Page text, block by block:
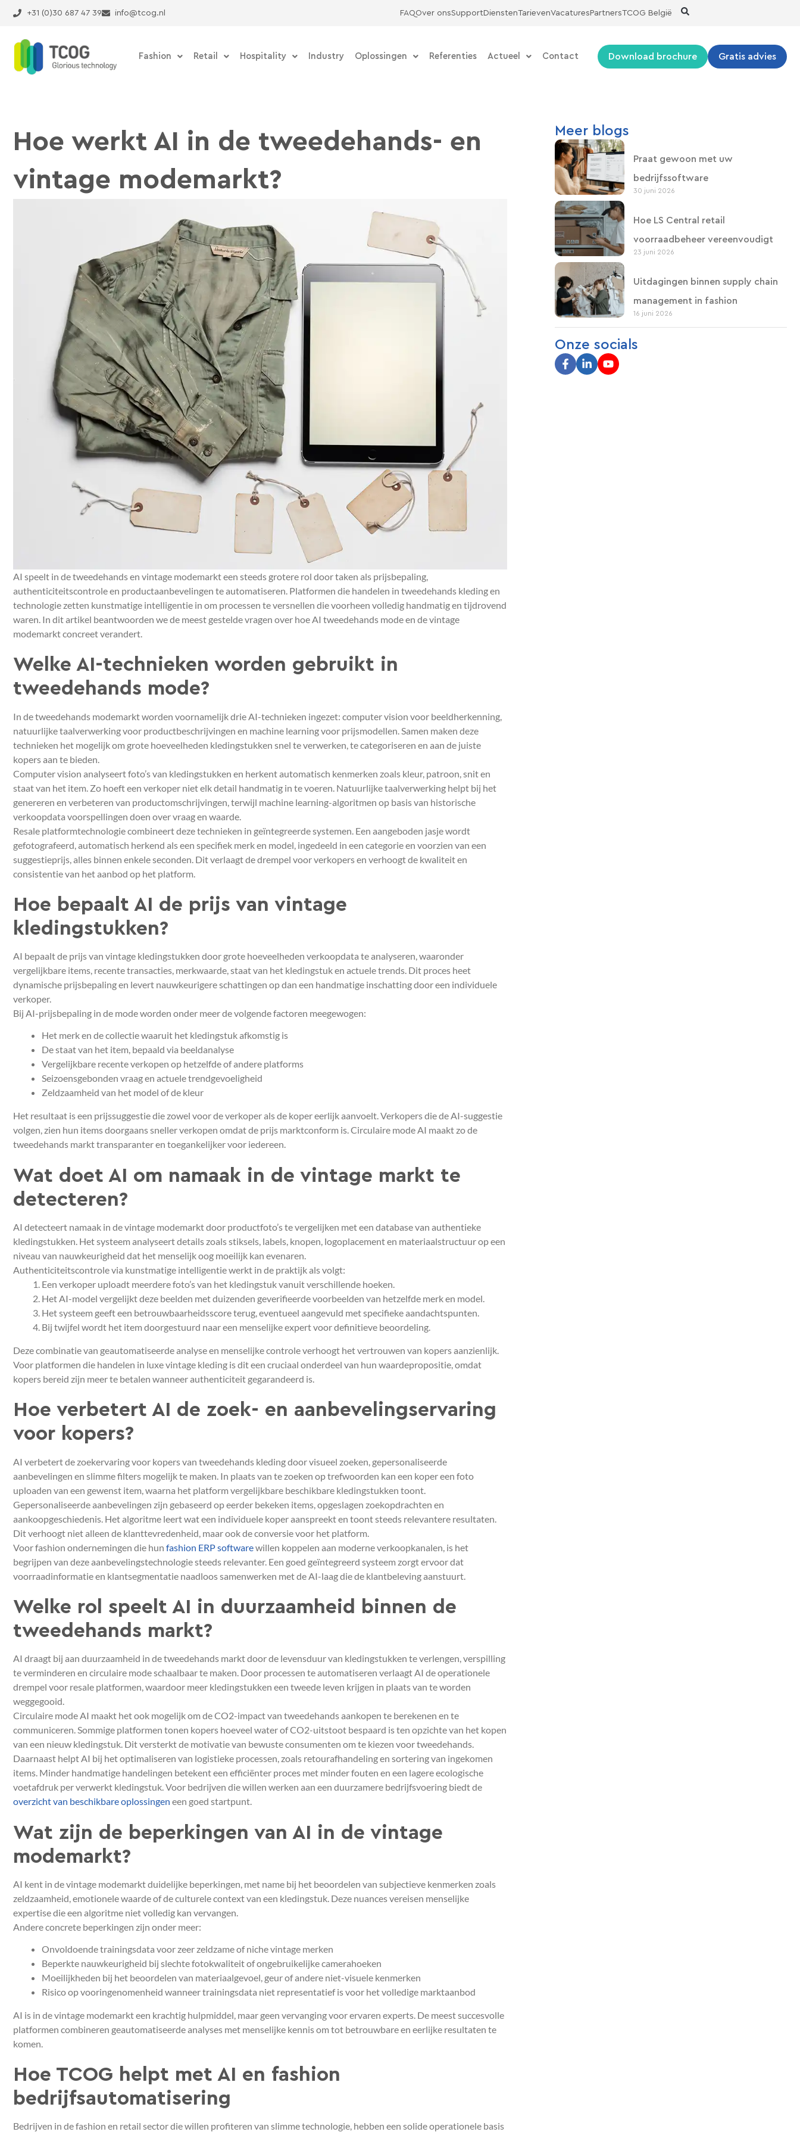
naar
inhoud
+31 (0)30 687 47 39 info@tcog.nl FAQOver onsSupportDienstenTarievenVacatures PartnersTCOG België
Fashion Retail Hospitality Industry Oplossingen Referenties Actueel Contact Download brochure Gratis advies
Hoe werkt AI in de tweedehands- en
vintage modemarkt?
AI speelt in de tweedehands en vintage modemarkt een steeds grotere rol door taken als prijsbepaling,
authenticiteitscontrole en productaanbevelingen te automatiseren. Platformen die handelen in tweedehands kleding en
technologie zetten kunstmatige intelligentie in om processen te versnellen die voorheen volledig handmatig en tijdrovend
waren. In dit artikel beantwoorden we de meest gestelde vragen over hoe AI tweedehands mode en de vintage
modemarkt concreet verandert.
Welke AI-technieken worden gebruikt in
tweedehands mode?
In de tweedehands modemarkt worden voornamelijk drie AI-technieken ingezet: computer vision voor beeldherkenning,
natuurlijke taalverwerking voor productbeschrijvingen en machine learning voor prijsmodellen. Samen maken deze
technieken het mogelijk om grote hoeveelheden kledingstukken snel te verwerken, te categoriseren en aan de juiste
kopers aan te bieden.
Computer vision analyseert foto’s van kledingstukken en herkent automatisch kenmerken zoals kleur, patroon, snit en
staat van het item. Zo hoeft een verkoper niet elk detail handmatig in te voeren. Natuurlijke taalverwerking helpt bij het
genereren en verbeteren van productomschrijvingen, terwijl machine learning-algoritmen op basis van historische
verkoopdata voorspellingen doen over vraag en waarde.
Resale platformtechnologie combineert deze technieken in geïntegreerde systemen. Een aangeboden jasje wordt
gefotografeerd, automatisch herkend als een specifiek merk en model, ingedeeld in een categorie en voorzien van een
suggestieprijs, alles binnen enkele seconden. Dit verlaagt de drempel voor verkopers en verhoogt de kwaliteit en
consistentie van het aanbod op het platform.
Hoe bepaalt AI de prijs van vintage
kledingstukken?
AI bepaalt de prijs van vintage kledingstukken door grote hoeveelheden verkoopdata te analyseren, waaronder
vergelijkbare items, recente transacties, merkwaarde, staat van het kledingstuk en actuele trends. Dit proces heet
dynamische prijsbepaling en levert nauwkeurigere schattingen op dan een handmatige inschatting door een individuele
verkoper.
Bij AI-prijsbepaling in de mode worden onder meer de volgende factoren meegewogen:
Het merk en de collectie waaruit het kledingstuk afkomstig is
De staat van het item, bepaald via beeldanalyse
Vergelijkbare recente verkopen op hetzelfde of andere platforms
Seizoensgebonden vraag en actuele trendgevoeligheid
Zeldzaamheid van het model of de kleur
Het resultaat is een prijssuggestie die zowel voor de verkoper als de koper eerlijk aanvoelt. Verkopers die de AI-suggestie
volgen, zien hun items doorgaans sneller verkopen omdat de prijs marktconform is. Circulaire mode AI maakt zo de
tweedehands markt transparanter en toegankelijker voor iedereen.
Wat doet AI om namaak in de vintage markt te
detecteren?
AI detecteert namaak in de vintage modemarkt door productfoto’s te vergelijken met een database van authentieke
kledingstukken. Het systeem analyseert details zoals stiksels, labels, knopen, logoplacement en materiaalstructuur op een
niveau van nauwkeurigheid dat het menselijk oog moeilijk kan evenaren.
Authenticiteitscontrole via kunstmatige intelligentie werkt in de praktijk als volgt:
Een verkoper uploadt meerdere foto’s van het kledingstuk vanuit verschillende hoeken.
Het AI-model vergelijkt deze beelden met duizenden geverifieerde voorbeelden van hetzelfde merk en model.
Het systeem geeft een betrouwbaarheidsscore terug, eventueel aangevuld met specifieke aandachtspunten.
Bij twijfel wordt het item doorgestuurd naar een menselijke expert voor definitieve beoordeling.
Deze combinatie van geautomatiseerde analyse en menselijke controle verhoogt het vertrouwen van kopers aanzienlijk.
Voor platformen die handelen in luxe vintage kleding is dit een cruciaal onderdeel van hun waardepropositie, omdat
kopers bereid zijn meer te betalen wanneer authenticiteit gegarandeerd is.
Hoe verbetert AI de zoek- en aanbevelingservaring
voor kopers?
AI verbetert de zoekervaring voor kopers van tweedehands kleding door visueel zoeken, gepersonaliseerde
aanbevelingen en slimme filters mogelijk te maken. In plaats van te zoeken op trefwoorden kan een koper een foto
uploaden van een gewenst item, waarna het platform vergelijkbare beschikbare kledingstukken toont.
Gepersonaliseerde aanbevelingen zijn gebaseerd op eerder bekeken items, opgeslagen zoekopdrachten en
aankoopgeschiedenis. Het algoritme leert wat een individuele koper aanspreekt en toont steeds relevantere resultaten.
Dit verhoogt niet alleen de klanttevredenheid, maar ook de conversie voor het platform.
Voor fashion ondernemingen die hun fashion ERP softwarewillen koppelen aan moderne verkoopkanalen, is het
begrijpen van deze aanbevelingstechnologie steeds relevanter. Een goed geïntegreerd systeem zorgt ervoor dat
voorraadinformatie en klantsegmentatie naadloos samenwerken met de AI-laag die de klantbeleving aanstuurt.
Welke rol speelt AI in duurzaamheid binnen de
tweedehands markt?
AI draagt bij aan duurzaamheid in de tweedehands markt door de levensduur van kledingstukken te verlengen, verspilling
te verminderen en circulaire mode schaalbaar te maken. Door processen te automatiseren verlaagt AI de operationele
drempel voor resale platformen, waardoor meer kledingstukken een tweede leven krijgen in plaats van te worden
weggegooid.
Circulaire mode AI maakt het ook mogelijk om de CO2-impact van tweedehands aankopen te berekenen en te
communiceren. Sommige platformen tonen kopers hoeveel water of CO2-uitstoot bespaard is ten opzichte van het kopen
van een nieuw kledingstuk. Dit versterkt de motivatie van bewuste consumenten om te kiezen voor tweedehands.
Daarnaast helpt AI bij het optimaliseren van logistieke processen, zoals retourafhandeling en sortering van ingekomen
items. Minder handmatige handelingen betekent een efficiënter proces met minder fouten en een lagere ecologische
voetafdruk per verwerkt kledingstuk. Voor bedrijven die willen werken aan een duurzamere bedrijfsvoering biedt de
overzicht van beschikbare oplossingen een goed startpunt.
Wat zijn de beperkingen van AI in de vintage
modemarkt?
AI kent in de vintage modemarkt duidelijke beperkingen, met name bij het beoordelen van subjectieve kenmerken zoals
zeldzaamheid, emotionele waarde of de culturele context van een kledingstuk. Deze nuances vereisen menselijke
expertise die een algoritme niet volledig kan vervangen.
Andere concrete beperkingen zijn onder meer:
Onvoldoende trainingsdata voor zeer zeldzame of niche vintage merken
Beperkte nauwkeurigheid bij slechte fotokwaliteit of ongebruikelijke camerahoeken
Moeilijkheden bij het beoordelen van materiaalgevoel, geur of andere niet-visuele kenmerken
Risico op vooringenomenheid wanneer trainingsdata niet representatief is voor het volledige marktaanbod
AI is in de vintage modemarkt een krachtig hulpmiddel, maar geen vervanging voor ervaren experts. De meest succesvolle
platformen combineren geautomatiseerde analyses met menselijke kennis om tot betrouwbare en eerlijke resultaten te
komen.
Hoe TCOG helpt met AI en fashion
bedrijfsautomatisering
Bedrijven in de fashion en retail sector die willen profiteren van slimme technologie, hebben een solide operationele basis
Meer blogs
Praat gewoon met uw
bedrijfssoftware
30 juni 2026
Hoe LS Central retail
voorraadbeheer vereenvoudigt
23 juni 2026
Uitdagingen binnen supply chain
management in fashion
16 juni 2026
Onze socials